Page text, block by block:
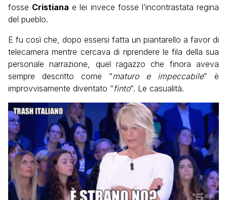
fosse Cristiana e lei invece fosse l’incontrastata regina
del pueblo.
E fu così che, dopo essersi fatta un piantarello a favor di
telecamera mentre cercava di riprendere le fila della sua
personale narrazione, quel ragazzo che finora aveva
sempre descritto come “maturo e impeccabile” è
improvvisamente diventato “finto“. Le casualità.